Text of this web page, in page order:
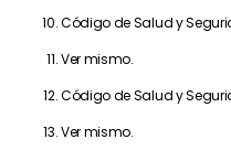
Código de Salud y
Ver mismo.
Código de Salud y
Ver mismo.